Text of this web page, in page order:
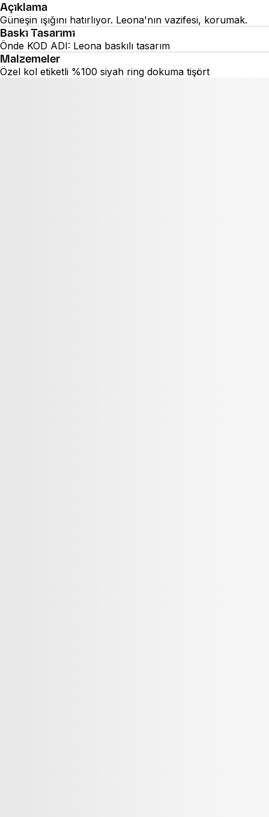
Açıklama
Güneşin ışığını hatırlıyor. Leona'nın vazifesi, korumak.
Baskı Tasarımı
Önde KOD ADI: Leona baskılı tasarım
Malzemeler
Özel kol etiketli %100 siyah ring dokuma tişört